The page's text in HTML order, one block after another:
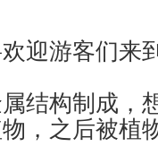
迎游客们来
结构制成，
，之后被植